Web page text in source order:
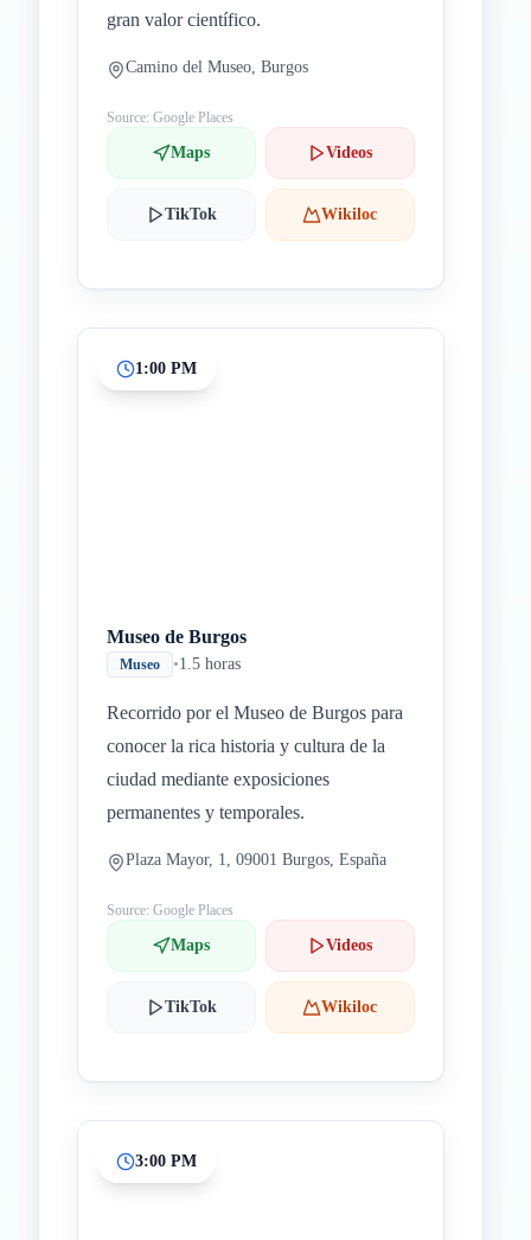
gran valor científico.
Camino del Museo, Burgos
Source: Google Places
Maps Videos
TikTok Wikiloc
1:00 PM
Museo de Burgos
Museo •1.5 horas
Recorrido por el Museo de Burgos para
conocer la rica historia y cultura de la
ciudad mediante exposiciones
permanentes y temporales.
Plaza Mayor, 1, 09001 Burgos, España
Source: Google Places
Maps Videos
TikTok Wikiloc
3:00 PM